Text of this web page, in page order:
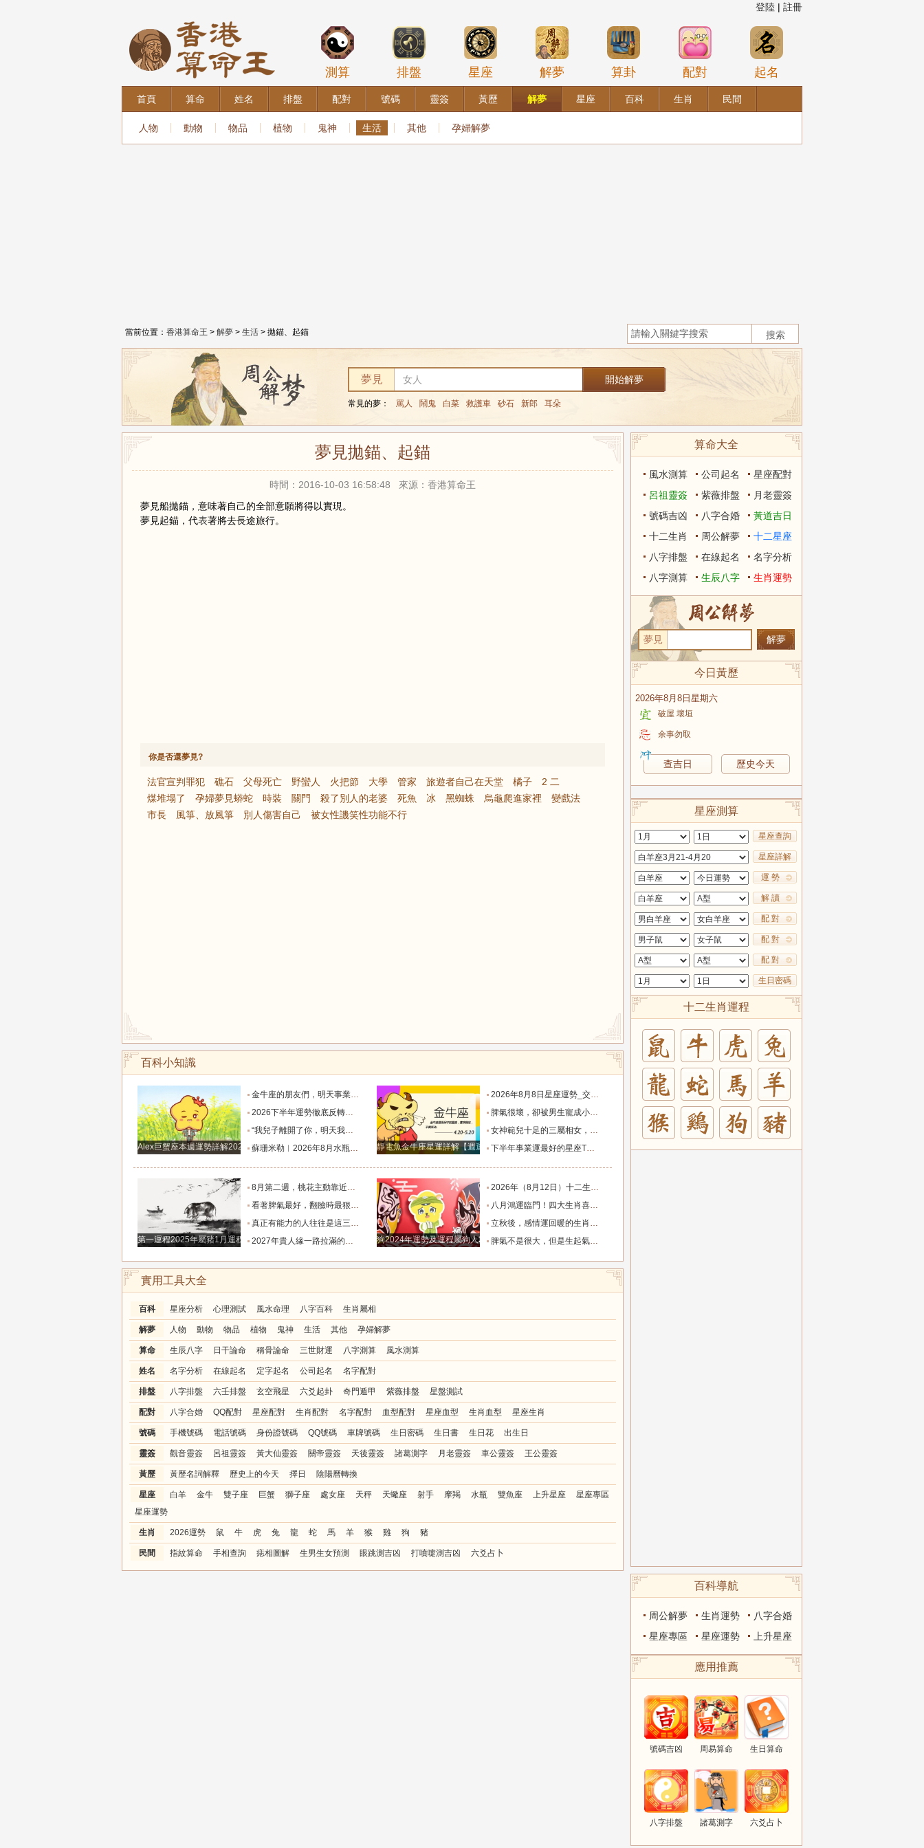
登陸 | 註冊
測算 排盤 星座 解夢 算卦 配對 起名
首頁 算命 姓名 排盤 配對 號碼 靈簽 黃歷 解夢 星座 百科 生肖 民間
人物 動物 物品 植物 鬼神 生活 其他 孕婦解夢
當前位置： 香港算命王 > 解夢 > 生活 > 拋錨、起錨
夢見
常見的夢： 罵人 鬧鬼 白菜 救護車 砂石 新郎 耳朵
夢見拋錨、起錨
時間：2016-10-03 16:58:48 來源：香港算命王
夢見船拋錨，意味著自己的全部意願將得以實現。
夢見起錨，代表著將去長途旅行。
你是否還夢見?
法官宣判罪犯 礁石 父母死亡 野蠻人 火把節 大學 管家 旅遊者自己在天堂 橘子
2 二
煤堆塌了
孕婦夢見蟒蛇 時裝 關門 殺了別人的老婆 死魚 冰 黑蜘蛛 烏龜爬進家裡
變戲法
市長
風箏、放風箏 別人傷害自己 被女性譏笑性功能不行
百科小知識
Alex巨蟹座本週運勢詳解2024.12.23-12.29
金牛座的朋友們，明天事業迎來新高峰，不要再默默付出而錯失機會！_工作_宇宙_能量
2026下半年運勢徹底反轉迎來好運的四大星座！舊篇章結束，新的機遇之門敞開_時期_獅子座_重擔
“我兒子離開了你，明天我就能幫他重新找一個好樣的女人！”_伴侶_星座_尋找
蘇珊米勒︱2026年8月水瓶座月度運勢_合作_木星_滿月
靜電魚金牛座星運詳解【週運2024年12月9日-12月15日】
2026年8月8日星座運勢_交易_管理_合作
脾氣很壞，卻被男生寵成小公主的四大星座女，無憂無慮沒煩惱_女生_魅力_所在
女神範兒十足的三屬相女，很受異性的歡迎，人生處處招桃花！_女性_魅力_機遇
下半年事業運最好的星座TOP4_獅子座_木星_天蠍座
第一運程2025年屬豬1月運程解析
8月第二週，桃花主動靠近，遇到值得認識的人的三個星座_雙子座_東西_地方
看著脾氣最好，翻臉時最狠！立秋後這三大星座撕掉偽裝，誰碰底線誰倒黴_金牛座_星象_天秤座
真正有能力的人往往是這三個星座，既能獨立完成也懂得借助團隊_水瓶_協作_一個人
2027年貴人緣一路拉滿的三大生肖！處處有人幫扶，全年順風順水少坎坷_合作_人脈_事業
狗2024年運勢及運程屬狗人2024運勢好嗎
2026年（8月12日）十二生肖最棒運勢播報_龍的_財富_方面
八月鴻運臨門！四大生肖喜事紮堆來襲，下半年一路順風順水到底_避雷_要點_合作
立秋後，感情運回暖的生肖TOP3_單身_放平_申金
脾氣不是很大，但是生起氣來很難哄的五大星座女_女性_情緒_給予
實用工具大全
百科 星座分析 心理測試 風水命理 八字百科 生肖屬相
解夢 人物 動物 物品 植物 鬼神 生活 其他 孕婦解夢
算命 生辰八字 日干論命 稱骨論命 三世財運 八字測算 風水測算
姓名 名字分析 在線起名 定字起名 公司起名 名字配對
排盤 八字排盤 六壬排盤 玄空飛星 六爻起卦 奇門遁甲 紫薇排盤 星盤測試
配對 八字合婚 QQ配對 星座配對 生肖配對 名字配對 血型配對 星座血型 生肖血型 星座生肖
號碼 手機號碼 電話號碼 身份證號碼 QQ號碼 車牌號碼 生日密碼 生日書 生日花 出生日
靈簽 觀音靈簽 呂祖靈簽 黃大仙靈簽 關帝靈簽 天後靈簽 諸葛測字 月老靈簽 車公靈簽 王公靈簽
黃歷 黃歷名詞解釋 歷史上的今天 擇日 陰陽曆轉換
星座 白羊 金牛 雙子座 巨蟹 獅子座 處女座 天秤 天蠍座 射手 摩羯 水瓶 雙魚座 上升星座
星座專區
星座運勢
生肖 2026運勢 鼠 牛 虎 兔 龍 蛇 馬 羊 猴 雞 狗 豬
民間 指紋算命 手相查詢 痣相圖解 生男生女預測 眼跳測吉凶 打噴嚏測吉凶 六爻占卜
算命大全
風水測算 公司起名
星座配對
呂祖靈簽
紫薇排盤
月老靈簽
號碼吉凶
八字合婚
黃道吉日
十二生肖
周公解夢
十二星座
八字排盤
在線起名
名字分析
八字測算
生辰八字 生肖運勢
夢見
今日黃歷
2026年8月8日星期六
破屋 壞垣
余事勿取
查吉日 歷史今天
星座測算
星座查詢
星座詳解
運 勢
解 讀
配 對
配 對
配 對
生日密碼
十二生肖運程
兔
龍 蛇 馬 羊
猴 雞 狗
百科導航
周公解夢 生肖運勢
八字合婚
星座專區
星座運勢 上升星座
應用推薦
號碼吉凶 周易算命 生日算命
八字排盤 諸葛測字 六爻占卜